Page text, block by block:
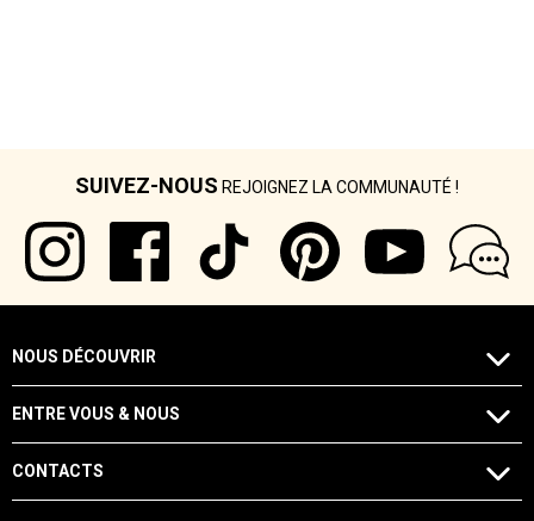
SUIVEZ-NOUS REJOIGNEZ LA COMMUNAUTÉ !
NOUS DÉCOUVRIR
ENTRE VOUS & NOUS
CONTACTS